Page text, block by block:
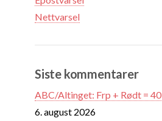
Nettvarsel
Siste kommentarer
ABC/Altinget: Frp + Rødt = 40
6. august 2026